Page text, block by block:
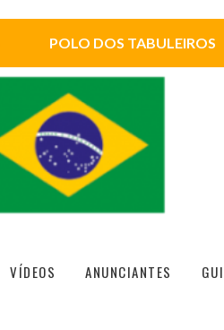
POLO DOS TABULEIROS
VÍDEOS ANUNCIANTES